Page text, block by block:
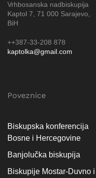
Vrhbosanska nadbiskupija
Kaptol 7, 71 000 Sarajevo,
BiH
++387-33-208 878
kaptolka@gmail.com
Poveznice
Biskupska konferencija
Bosne i Hercegovine
Banjolučka biskupija
Biskupije Mostar-Duvno i